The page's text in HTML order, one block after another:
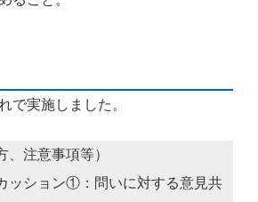
で実施しました。
、注意事項等）
ッション①：問いに対する意見共